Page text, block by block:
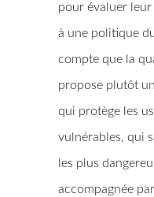
pour évaluer
à une politique
compte que la
propose plutôt
qui protège les
vulnérables, qui
les plus
accompagnée